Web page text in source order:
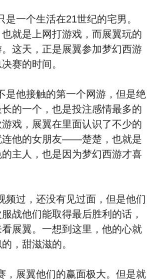
个生活在21世纪的宅男。
就是上网打游戏，而展翼玩的
这天，正是展翼参加梦幻西游
赛的时间。
接触的第一个网游，但是绝
的一个，也是投注感情最多的
戏，展翼在里面认识了不少的
连他的女朋友——楚楚，也就是
主人，也是因为梦幻西游才喜
，还没有见过面，但是他们
战他们能取得最后胜利的话，
展翼。一想到这里，他的心就
，甜滋滋的。
翼他们的赢面极大。但是就